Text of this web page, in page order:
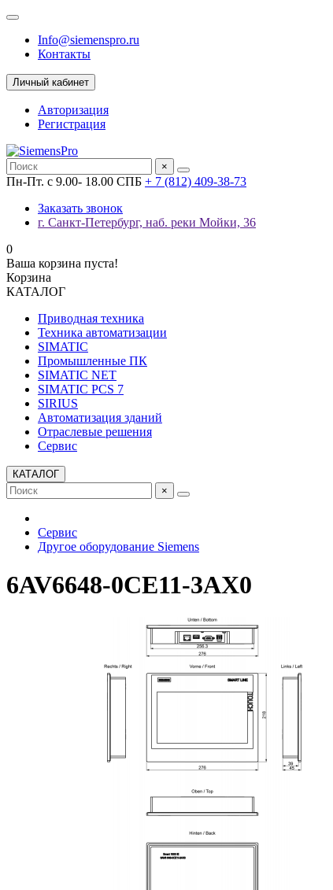
Info@siemenspro.ru
Контакты
Личный кабинет
Авторизация
Регистрация
×
Пн-Пт. с 9.00- 18.00 СПБ + 7 (812) 409-38-73
Заказать звонок
г. Санкт-Петербург, наб. реки Мойки, 36
0
Ваша корзина пуста!
Корзина
КАТАЛОГ
Приводная техника
Техника автоматизации
SIMATIC
Промышленные ПК
SIMATIC NET
SIMATIC PCS 7
SIRIUS
Автоматизация зданий
Отраслевые решения
Сервис
КАТАЛОГ
×
Сервис
Другое оборудование Siemens
6AV6648-0CE11-3AX0